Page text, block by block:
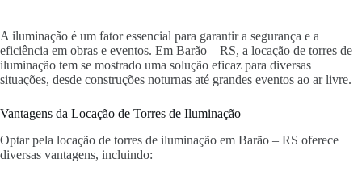
A iluminação é um fator essencial para garantir a segurança e a
eficiência em obras e eventos. Em Barão – RS, a locação de torres de
iluminação tem se mostrado uma solução eficaz para diversas
situações, desde construções noturnas até grandes eventos ao ar livre.
Vantagens da Locação de Torres de Iluminação
Optar pela locação de torres de iluminação em Barão – RS oferece
diversas vantagens, incluindo: